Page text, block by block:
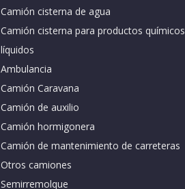
Camión cisterna de agua
Camión cisterna para productos químicos
líquidos
Ambulancia
Camión Caravana
Camión de auxilio
Camión hormigonera
Camión de mantenimiento de carreteras
Otros camiones
Semirremolque